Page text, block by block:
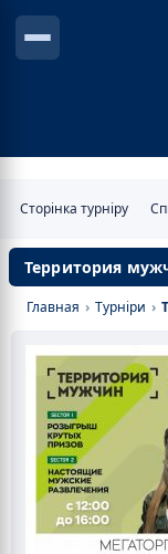
Сторінка турніру
Территория
Главная › Турніри ›